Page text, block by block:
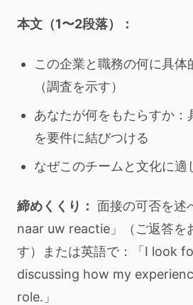
本文（1〜2段落）：
この企業と職務の何に具体
（調査を示す）
あなたが何をもたらすか：
を要件に結びつける
なぜこのチームと文化に適
締めくくり： 面接の可否を述
naar uw reactie」（ご返答を
す）または英語で：「I look
discussing how my
role.」